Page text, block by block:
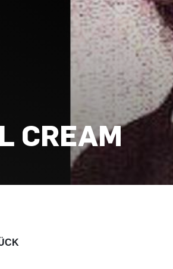
CREAM